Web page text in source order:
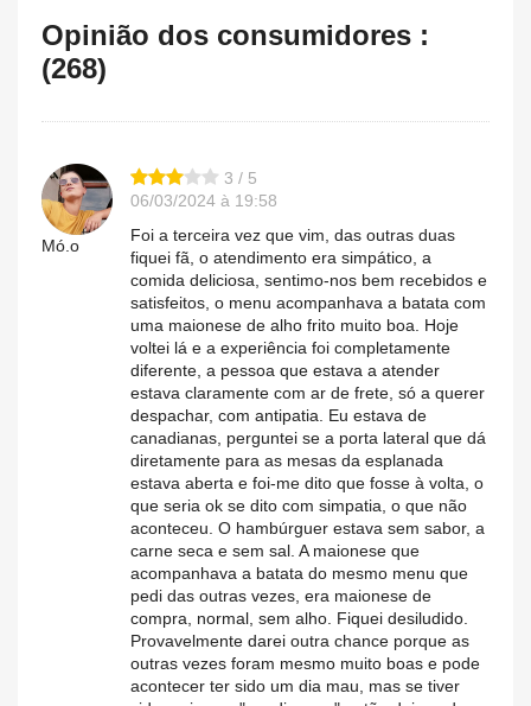
Opinião dos consumidores :
(268)
Mó.o
3 / 5
06/03/2024 à 19:58
Foi a terceira vez que vim, das outras duas
fiquei fã, o atendimento era simpático, a
comida deliciosa, sentimo-nos bem recebidos e
satisfeitos, o menu acompanhava a batata com
uma maionese de alho frito muito boa. Hoje
voltei lá e a experiência foi completamente
diferente, a pessoa que estava a atender
estava claramente com ar de frete, só a querer
despachar, com antipatia. Eu estava de
canadianas, perguntei se a porta lateral que dá
diretamente para as mesas da esplanada
estava aberta e foi-me dito que fosse à volta, o
que seria ok se dito com simpatia, o que não
aconteceu. O hambúrguer estava sem sabor, a
carne seca e sem sal. A maionese que
acompanhava a batata do mesmo menu que
pedi das outras vezes, era maionese de
compra, normal, sem alho. Fiquei desiludido.
Provavelmente darei outra chance porque as
outras vezes foram mesmo muito boas e pode
acontecer ter sido um dia mau, mas se tiver